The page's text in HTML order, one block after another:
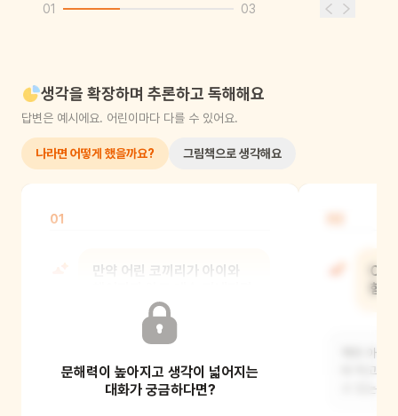
01 03
생각을 확장하며 추론하고 독해해요
답변은 예시에요. 어린이마다 다를 수 있어요.
나라면 어떻게 했을까요? 그림책으로 생각해요
01
만약 어린 코끼리가 아이와
어땠을까?
두 친구가 헤어지지 않았다면 서로 무척
좋았을 거예요. 그렇지만 아이에게
문해력이 높아지고 생각이 넓어지는
대화가 궁금하다면?
OO
함
책의 아이
따 먹고
수 있는